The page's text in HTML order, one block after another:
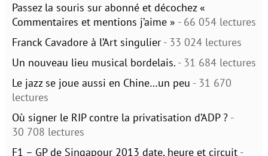
Passez la souris sur abonné et décochez «
Commentaires et mentions j’aime » - 66 054 lectures
Franck Cavadore à l’Art singulier - 33 024 lectures
Un nouveau lieu musical bordelais. - 31 684 lectures
Le jazz se joue aussi en Chine…un peu - 31 670
lectures
Où signer le RIP contre la privatisation d’ADP ? -
30 708 lectures
F1 – GP de Singapour 2013 date, heure et circuit -